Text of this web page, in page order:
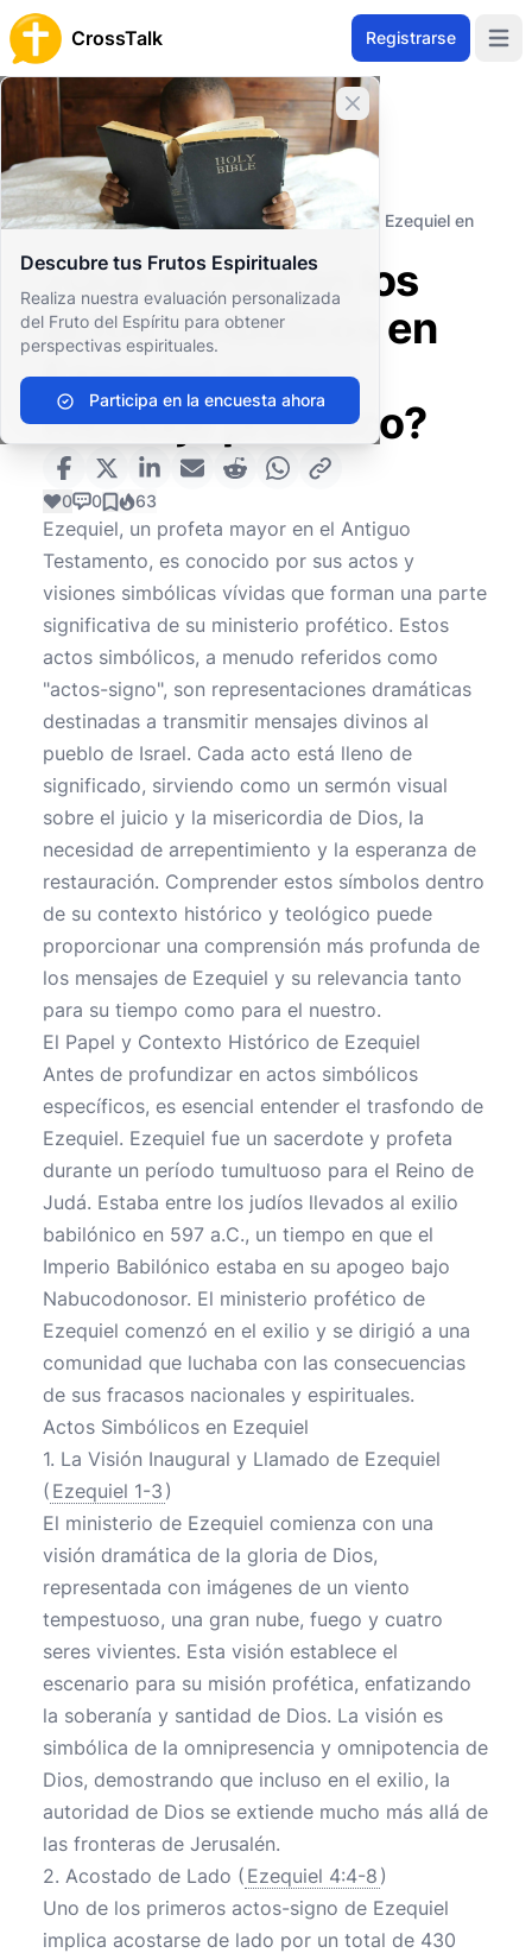
CrossTalk Registrarse
Cerrar banner
Descubre tus Frutos Espirituales
Realiza nuestra evaluación personalizada
del Fruto del Espíritu para obtener
perspectivas espirituales.
Participa en la encuesta ahora
Inicio
Archivo de Preguntas
Antiguo Testamento
Profetas Mayores
¿Qué significan los actos simbólicos en Ezequiel en
¿Qué significan los
actos simbólicos en
Ezequiel en su
mensaje profético?
0 0 63
Ezequiel, un profeta mayor en el Antiguo
Testamento, es conocido por sus actos y
visiones simbólicas vívidas que forman una parte
significativa de su ministerio profético. Estos
actos simbólicos, a menudo referidos como
"actos-signo", son representaciones dramáticas
destinadas a transmitir mensajes divinos al
pueblo de Israel. Cada acto está lleno de
significado, sirviendo como un sermón visual
sobre el juicio y la misericordia de Dios, la
necesidad de arrepentimiento y la esperanza de
restauración. Comprender estos símbolos dentro
de su contexto histórico y teológico puede
proporcionar una comprensión más profunda de
los mensajes de Ezequiel y su relevancia tanto
para su tiempo como para el nuestro.
El Papel y Contexto Histórico de Ezequiel
Antes de profundizar en actos simbólicos
específicos, es esencial entender el trasfondo de
Ezequiel. Ezequiel fue un sacerdote y profeta
durante un período tumultuoso para el Reino de
Judá. Estaba entre los judíos llevados al exilio
babilónico en 597 a.C., un tiempo en que el
Imperio Babilónico estaba en su apogeo bajo
Nabucodonosor. El ministerio profético de
Ezequiel comenzó en el exilio y se dirigió a una
comunidad que luchaba con las consecuencias
de sus fracasos nacionales y espirituales.
Actos Simbólicos en Ezequiel
1. La Visión Inaugural y Llamado de Ezequiel
( Ezequiel 1-3 )
El ministerio de Ezequiel comienza con una
visión dramática de la gloria de Dios,
representada con imágenes de un viento
tempestuoso, una gran nube, fuego y cuatro
seres vivientes. Esta visión establece el
escenario para su misión profética, enfatizando
la soberanía y santidad de Dios. La visión es
simbólica de la omnipresencia y omnipotencia de
Dios, demostrando que incluso en el exilio, la
autoridad de Dios se extiende mucho más allá de
las fronteras de Jerusalén.
2. Acostado de Lado ( Ezequiel 4:4-8 )
Uno de los primeros actos-signo de Ezequiel
implica acostarse de lado por un total de 430